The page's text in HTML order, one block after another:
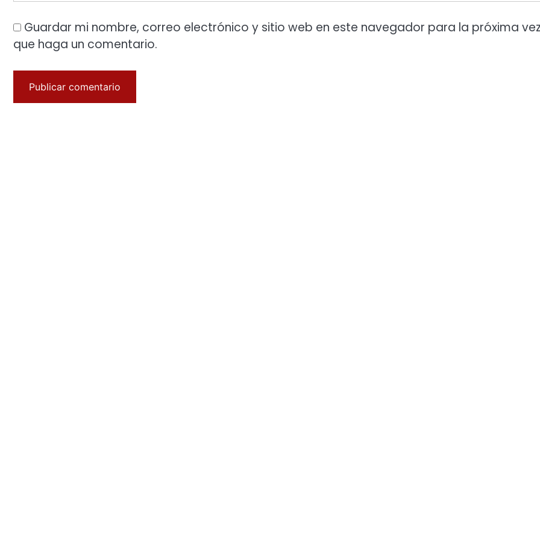
Guardar mi nombre, correo electrónico y sitio web en este navegador para la próxima
que haga un comentario.